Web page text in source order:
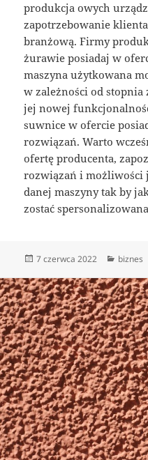
produkcja owych
zapotrzebowanie
branżową. Firmy
żurawie posiadaj w
maszyna użytkowana
w zależności od
jej nowej
suwnice w ofercie
rozwiązań. Warto
ofertę producenta,
rozwiązań i możliwości
danej maszyny tak by
zostać
Data
7 czerwca 2022 biznes